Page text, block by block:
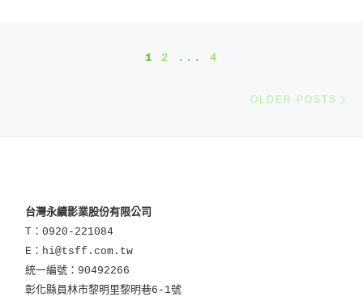
1 2 ... 4
OLDER POSTS
台灣永續影業股份有限公司
T：0920-221084
E：hi@tsff.com.tw
統一編號：90492266
彰化縣員林市黎明里黎明巷6-1號